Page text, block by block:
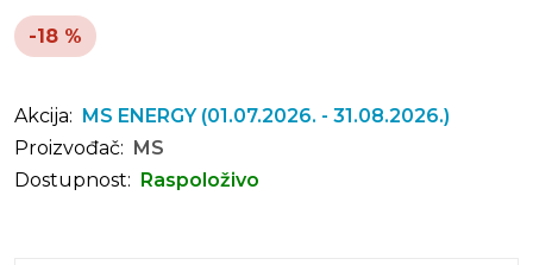
-18 %
Akcija: MS ENERGY (01.07.2026. - 31.08.2026.)
Proizvođač:
MS
Dostupnost:
Raspoloživo